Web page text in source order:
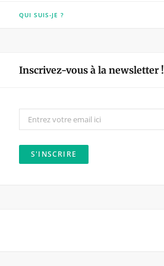
QUI SUIS-JE ?
Inscrivez-vous à la newsletter !